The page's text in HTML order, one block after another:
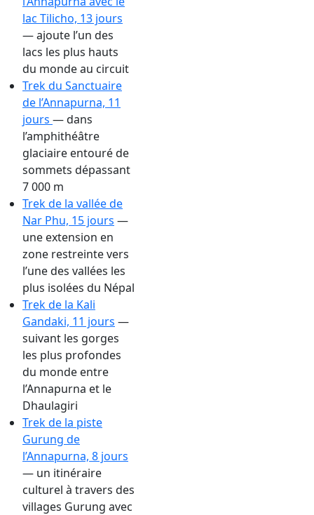
lac Tilicho, 13 jours
— ajoute l’un des
lacs les plus hauts
du monde au circuit
Trek du Sanctuaire
de l’Annapurna, 11
jours — dans
l’amphithéâtre
glaciaire entouré de
sommets dépassant
7 000 m
Trek de la vallée de
Nar Phu, 15 jours —
une extension en
zone restreinte vers
l’une des vallées les
plus isolées du Népal
Trek de la Kali
Gandaki, 11 jours —
suivant les gorges
les plus profondes
du monde entre
l’Annapurna et le
Dhaulagiri
Trek de la piste
Gurung de
l’Annapurna, 8 jours
— un itinéraire
culturel à travers des
villages Gurung avec